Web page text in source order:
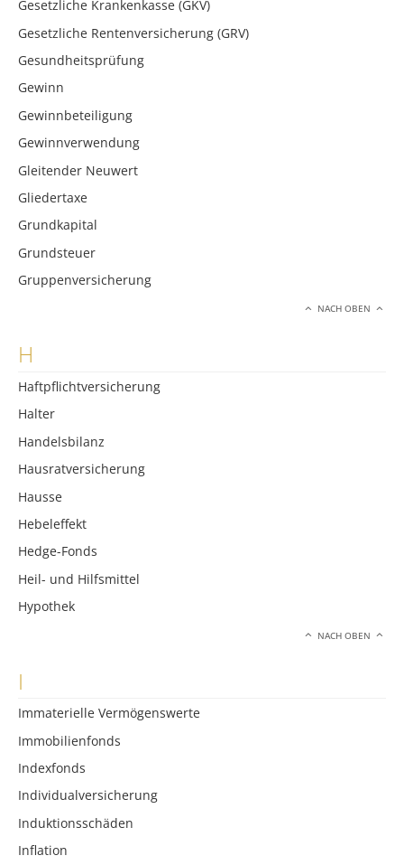
Gesetzliche Krankenkasse (GKV)
Gesetzliche Rentenversicherung (GRV)
Gesundheitsprüfung
Gewinn
Gewinnbeteiligung
Gewinnverwendung
Gleitender Neuwert
Gliedertaxe
Grundkapital
Grundsteuer
Gruppenversicherung
NACH OBEN
H
Haftpflichtversicherung
Halter
Handelsbilanz
Hausratversicherung
Hausse
Hebeleffekt
Hedge-Fonds
Heil- und Hilfsmittel
Hypothek
NACH OBEN
I
Immaterielle Vermögenswerte
Immobilienfonds
Indexfonds
Individualversicherung
Induktionsschäden
Inflation